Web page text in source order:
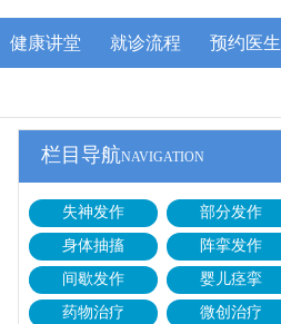
健康讲堂 就诊流程 预约医生
栏目导航NAVIGATION
失神发作
部分发作
身体抽搐
阵挛发作
间歇发作
婴儿痉挛
药物治疗
微创治疗